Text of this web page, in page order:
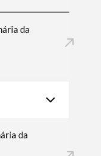
da
da